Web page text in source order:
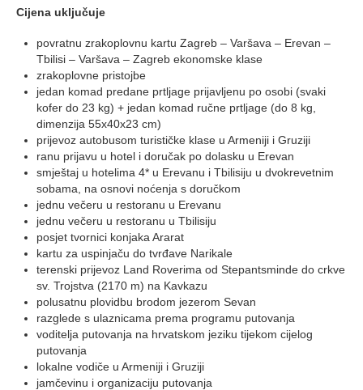
Cijena uključuje
povratnu zrakoplovnu kartu Zagreb – Varšava – Erevan –
Tbilisi – Varšava – Zagreb ekonomske klase
zrakoplovne pristojbe
jedan komad predane prtljage prijavljenu po osobi (svaki
kofer do 23 kg) + jedan komad ručne prtljage (do 8 kg,
dimenzija 55x40x23 cm)
prijevoz autobusom turističke klase u Armeniji i Gruziji
ranu prijavu u hotel i doručak po dolasku u Erevan
smještaj u hotelima 4* u Erevanu i Tbilisiju u dvokrevetnim
sobama, na osnovi noćenja s doručkom
jednu večeru u restoranu u Erevanu
jednu večeru u restoranu u Tbilisiju
posjet tvornici konjaka Ararat
kartu za uspinjaču do tvrđave Narikale
terenski prijevoz Land Roverima od Stepantsminde do crkve
sv. Trojstva (2170 m) na Kavkazu
polusatnu plovidbu brodom jezerom Sevan
razglede s ulaznicama prema programu putovanja
voditelja putovanja na hrvatskom jeziku tijekom cijelog
putovanja
lokalne vodiče u Armeniji i Gruziji
jamčevinu i organizaciju putovanja